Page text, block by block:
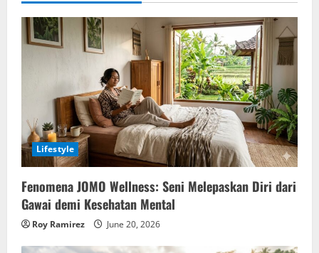
Lifestyle
Fenomena JOMO Wellness: Seni Melepaskan Diri dari
Gawai demi Kesehatan Mental
Roy Ramirez June 20, 2026